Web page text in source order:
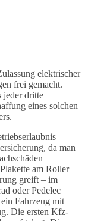
elektrischer
frei gemacht.
jeder dritte
eines solchen
da man
am Roller
greift – im
oder Pedelec
Fahrzeug mit
Die ersten Kfz-